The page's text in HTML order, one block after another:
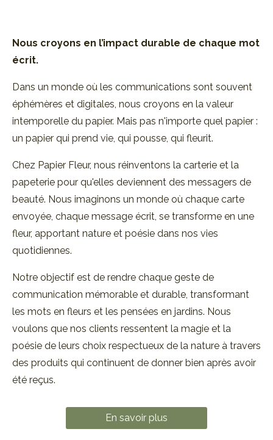
Nous croyons en l’impact durable de chaque mot
écrit.
Dans un monde où les communications sont souvent
éphémères et digitales, nous croyons en la valeur
intemporelle du papier. Mais pas n'importe quel papier :
un papier qui prend vie, qui pousse, qui fleurit.
Chez Papier Fleur, nous réinventons la carterie et la
papeterie pour qu'elles deviennent des messagers de
beauté. Nous imaginons un monde où chaque carte
envoyée, chaque message écrit, se transforme en une
fleur, apportant nature et poésie dans nos vies
quotidiennes.
Notre objectif est de rendre chaque geste de
communication mémorable et durable, transformant
les mots en fleurs et les pensées en jardins. Nous
voulons que nos clients ressentent la magie et la
poésie de leurs choix respectueux de la nature à travers
des produits qui continuent de donner bien après avoir
été reçus.
En savoir plus